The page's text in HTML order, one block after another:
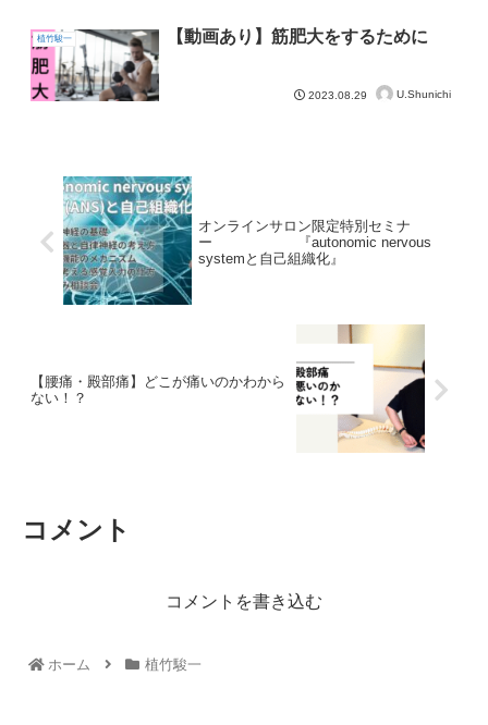
植竹駿一 【動画あり】筋肥大をするために
2023.08.29 U.Shunichi
オンラインサロン限定特別セミナ
ー 『autonomic nervous
systemと自己組織化』
【腰痛・殿部痛】どこが痛いのかわから
ない！？
コメント
コメントを書き込む
ホーム 植竹駿一